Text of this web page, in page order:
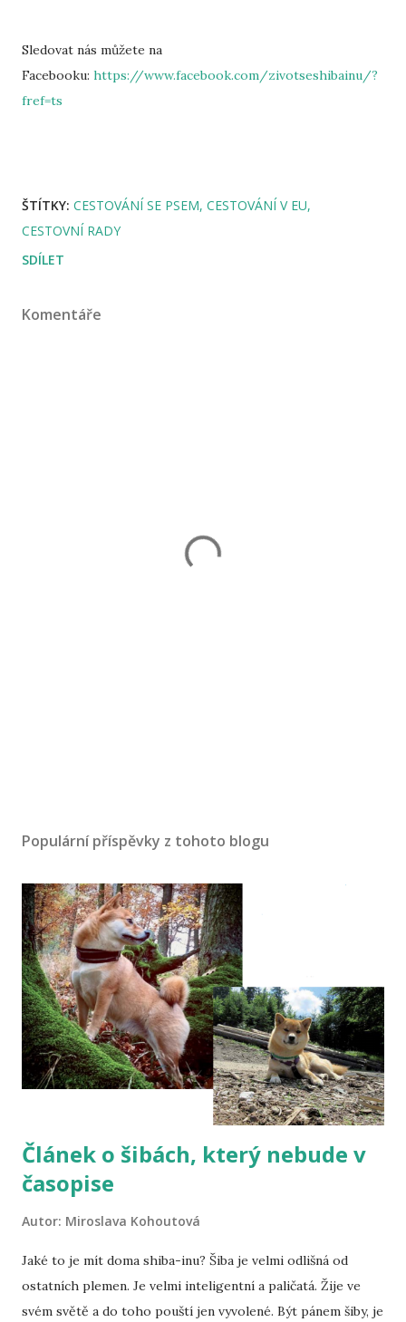
Sledovat nás můžete na
Facebooku: https://www.facebook.com/zivotseshibainu/?
fref=ts
ŠTÍTKY: CESTOVÁNÍ SE PSEM CESTOVÁNÍ V EU
CESTOVNÍ RADY
SDÍLET
Komentáře
Populární příspěvky z tohoto blogu
Článek o šibách, který nebude v
časopise
Autor: Miroslava Kohoutová
Jaké to je mít doma shiba-inu? Šiba je velmi odlišná od
ostatních plemen. Je velmi inteligentní a paličatá. Žije ve
svém světě a do toho pouští jen vyvolené. Být pánem šiby, je